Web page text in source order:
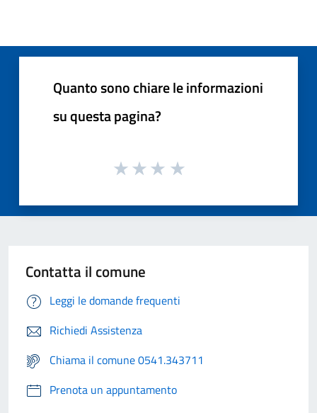
Quanto sono chiare le informazioni
su questa pagina?
Contatta il comune
Leggi le domande frequenti
Richiedi Assistenza
Chiama il comune 0541.343711
Prenota un appuntamento